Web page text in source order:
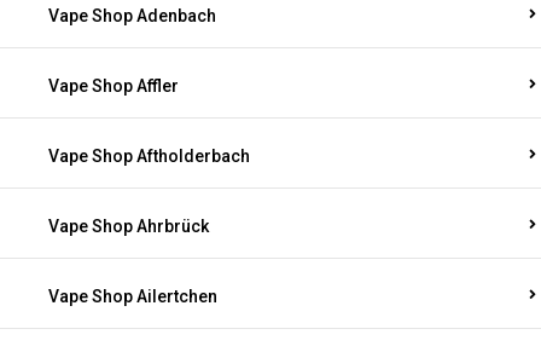
Vape Shop Adenbach
Vape Shop Affler
Vape Shop Aftholderbach
Vape Shop Ahrbrück
Vape Shop Ailertchen